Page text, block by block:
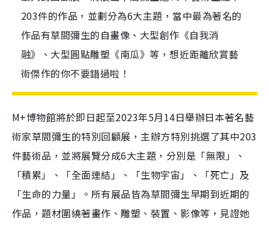
203件的作品，並劃分為6大主題，當中最為著名的
作品有草間彌生的自畫像、大型創作《自我消
融》、大型圓點雕塑《南瓜》等，想近距離欣賞藝
術傑作的你不要錯過啦！
M+博物館將於即日起至2023年5月14日舉辦日本著名藝
術家草間彌生的特別回顧展，主辦方特別挑選了其中203
件藝術品，並將展覽分成6大主題，分別是「無限」、
「積累」、「全面連結」、「生物宇宙」、「死亡」及
「生命的力量」。所有展品皆為草間彌生早期到近期的
作品，題材圍繞著畫作、雕塑、裝置、影像等，見證她